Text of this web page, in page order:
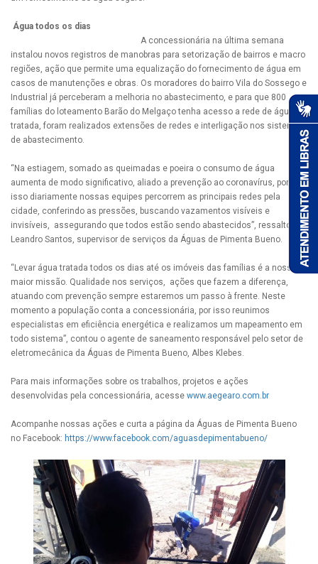
Água todos os dias
A concessionária na última semana
instalou novos registros de manobras para setorização de bairros e macro
regiões, ação que permite uma equalização do fornecimento de água em
casos de manutenções e obras. Os moradores do bairro Vila do Sossego e
Industrial já perceberam a melhoria no abastecimento, e para que 800
famílias do loteamento Barão do Melgaço tenha acesso a rede de água
tratada, foram realizados extensões de redes e interligação nos sistemas
de abastecimento.
“Na estiagem, somado as queimadas e poeira o consumo de água
aumenta de modo significativo, aliado a prevenção ao coronavírus, por
isso diariamente nossas equipes percorrem as principais redes pela
cidade, conferindo as pressões, buscando vazamentos visíveis e
invisíveis, assegurando que todos estão sendo abastecidos”, ressaltou
Leandro Santos, supervisor de serviços da Águas de Pimenta Bueno.
“Levar água tratada todos os dias até os imóveis das famílias é a nossa
maior missão. Qualidade nos serviços, ações que fazem a diferença,
atuando com prevenção sempre estaremos um passo à frente. Neste
momento a população conta a concessionária, por isso reunimos
especialistas em eficiência energética e realizamos um mapeamento em
todo sistema”, contou o agente de saneamento responsável pelo setor de
eletromecânica da Águas de Pimenta Bueno, Albes Klebes.
Para mais informações sobre os trabalhos, projetos e ações
desenvolvidas pela concessionária, acesse www.aegearo.com.br
Acompanhe nossas ações e curta a página da Águas de Pimenta Bueno
no Facebook: https://www.facebook.com/aguasdepimentabueno/